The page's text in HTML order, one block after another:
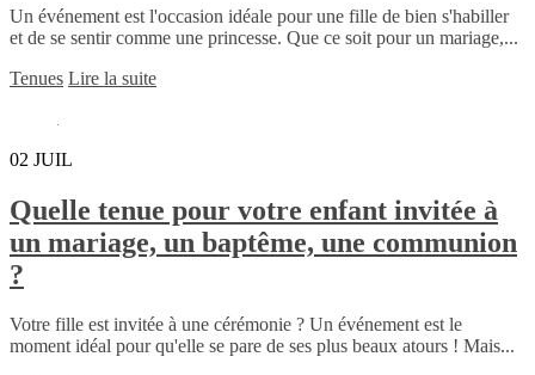
Un événement est l'occasion idéale pour une fille de bien s'habiller
et de se sentir comme une princesse. Que ce soit pour un mariage,...
Tenues Lire la suite
02 JUIL
Quelle tenue pour votre enfant invitée à
un mariage, un baptême, une communion
?
Votre fille est invitée à une cérémonie ? Un événement est le
moment idéal pour qu'elle se pare de ses plus beaux atours ! Mais...